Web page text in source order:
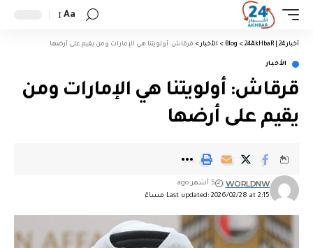
Aa
أخبار 24 | 24AkHbaR >
Blog
> الأخبار > قرقاش: أولويتنا هي الإمارات ومن يقيم على أرضها
الأخبار
قرقاش: أولويتنا هي الإمارات ومن
يقيم على أرضها
Last updated: 2026/02/28 at 2:15 مساءً
WORLDNW 5 أشهر ago